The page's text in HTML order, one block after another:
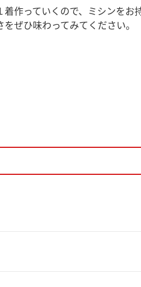
作っていくので、ミシンをお
ぜひ味わってみてください。